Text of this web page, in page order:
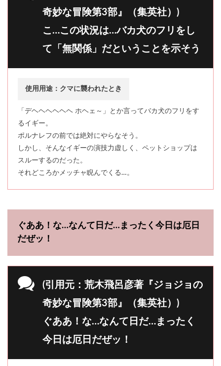
奇妙な冒険第3部』（集英社）)
こ…この状況は…バカ犬のフリをし
て「無関係」だということを示そう
使用用途：クマに襲われたとき
「デヘヘヘヘヘヘ ホヘェ～」とか言ってバカ犬のフリをす
るイギー。
ポルナレフの前では絶対にやらなそう。
しかし、そんなイギーの演技力虚しく、ペットショップは
スルーするのだった。
それどころかメッチャ睨んでくる…。
ぐああ！な…なんて日だ…まったく今日は厄日
だぜッ！
(引用元：荒木飛呂彦著『ジョジョの
奇妙な冒険第3部』（集英社）)
ぐああ！な…なんて日だ…まったく
今日は厄日だぜッ！